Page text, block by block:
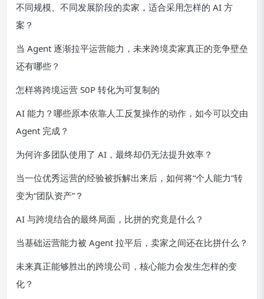
不同规模、不同发展阶段的卖家，适合采用怎样的 AI 方
案？
当 Agent 逐渐拉平运营能力，未来跨境卖家真正的竞争壁垒
还有哪些？
怎样将跨境运营 S0P 转化为可复制的
AI 能力？哪些原本依靠人工反复操作的动作，如今可以交由
Agent 完成？
为何许多团队使用了 AI，最终却仍无法提升效率？
当一位优秀运营的经验被拆解出来后，如何将“个人能力”转
变为“团队资产”？
AI 与跨境结合的最终局面，比拼的究竟是什么？
当基础运营能力被 Agent 拉平后，卖家之间还在比拼什么？
未来真正能够胜出的跨境公司，核心能力会发生怎样的变
化？